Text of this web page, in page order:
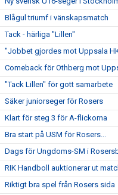
Blågul triumf i vänskapsmatch
Tack - härliga "Lillen"
"Jobbet gjordes mot Uppsala
Comeback för Othberg mot
"Tack Lillen" för gott samarbete
Säker juniorseger för Rosers
Klart för steg 3 för A-flickorna
Bra start på USM för Rosers...
Dags för Ungdoms-SM i
RIK Handboll auktionerar ut
Riktigt bra spel från Rosers sida